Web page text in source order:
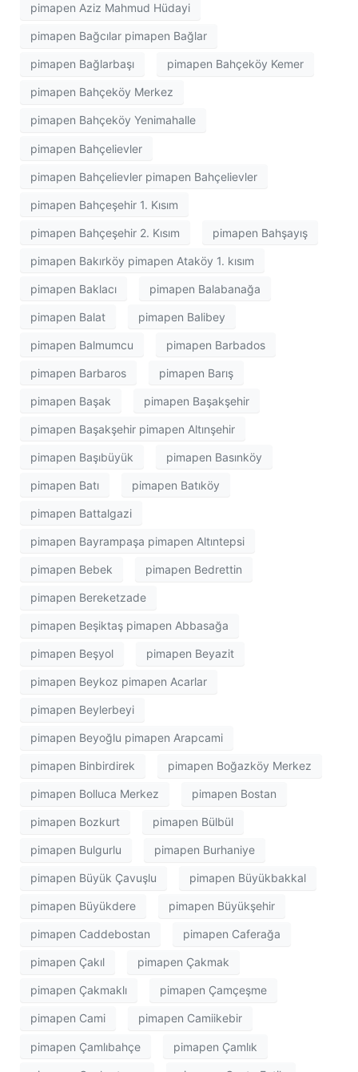
pimapen Aziz Mahmud Hüdayi
pimapen Bağcılar pimapen Bağlar
pimapen Bağlarbaşı pimapen Bahçeköy Kemer
pimapen Bahçeköy Merkez
pimapen Bahçeköy Yenimahalle
pimapen Bahçelievler
pimapen Bahçelievler pimapen Bahçelievler
pimapen Bahçeşehir 1. Kısım
pimapen Bahçeşehir 2. Kısım pimapen Bahşayış
pimapen Bakırköy pimapen Ataköy 1. kısım
pimapen Baklacı pimapen Balabanağa
pimapen Balat pimapen Balibey
pimapen Balmumcu pimapen Barbados
pimapen Barbaros pimapen Barış
pimapen Başak pimapen Başakşehir
pimapen Başakşehir pimapen Altınşehir
pimapen Başıbüyük pimapen Basınköy
pimapen Batı pimapen Batıköy
pimapen Battalgazi
pimapen Bayrampaşa pimapen Altıntepsi
pimapen Bebek pimapen Bedrettin
pimapen Bereketzade
pimapen Beşiktaş pimapen Abbasağa
pimapen Beşyol pimapen Beyazit
pimapen Beykoz pimapen Acarlar
pimapen Beylerbeyi
pimapen Beyoğlu pimapen Arapcami
pimapen Binbirdirek pimapen Boğazköy Merkez
pimapen Bolluca Merkez pimapen Bostan
pimapen Bozkurt pimapen Bülbül
pimapen Bulgurlu pimapen Burhaniye
pimapen Büyük Çavuşlu pimapen Büyükbakkal
pimapen Büyükdere pimapen Büyükşehir
pimapen Caddebostan pimapen Caferağa
pimapen Çakıl pimapen Çakmak
pimapen Çakmaklı pimapen Çamçeşme
pimapen Cami pimapen Camiikebir
pimapen Çamlıbahçe pimapen Çamlık